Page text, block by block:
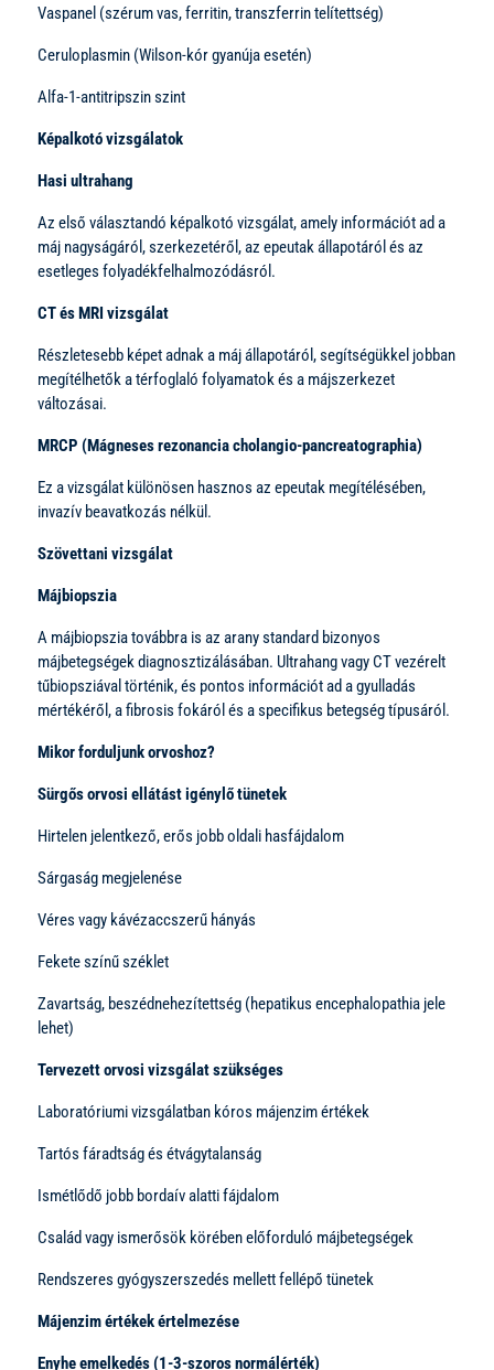
Vaspanel (szérum vas, ferritin, transzferrin telítettség)
Ceruloplasmin (Wilson-kór gyanúja esetén)
Alfa-1-antitripszin szint
Képalkotó vizsgálatok
Hasi ultrahang
Az első választandó képalkotó vizsgálat, amely információt ad a
máj nagyságáról, szerkezetéről, az epeutak állapotáról és az
esetleges folyadékfelhalmozódásról.
CT és MRI vizsgálat
Részletesebb képet adnak a máj állapotáról, segítségükkel jobban
megítélhetők a térfoglaló folyamatok és a májszerkezet
változásai.
MRCP (Mágneses rezonancia cholangio-pancreatographia)
Ez a vizsgálat különösen hasznos az epeutak megítélésében,
invazív beavatkozás nélkül.
Szövettani vizsgálat
Májbiopszia
A májbiopszia továbbra is az arany standard bizonyos
májbetegségek diagnosztizálásában. Ultrahang vagy CT vezérelt
tűbiopsziával történik, és pontos információt ad a gyulladás
mértékéről, a fibrosis fokáról és a specifikus betegség típusáról.
Mikor forduljunk orvoshoz?
Sürgős orvosi ellátást igénylő tünetek
Hirtelen jelentkező, erős jobb oldali hasfájdalom
Sárgaság megjelenése
Véres vagy kávézaccszerű hányás
Fekete színű széklet
Zavartság, beszédnehezítettség (hepatikus encephalopathia jele
lehet)
Tervezett orvosi vizsgálat szükséges
Laboratóriumi vizsgálatban kóros májenzim értékek
Tartós fáradtság és étvágytalanság
Ismétlődő jobb bordaív alatti fájdalom
Család vagy ismerősök körében előforduló májbetegségek
Rendszeres gyógyszerszedés mellett fellépő tünetek
Májenzim értékek értelmezése
Enyhe emelkedés (1-3-szoros normálérték)